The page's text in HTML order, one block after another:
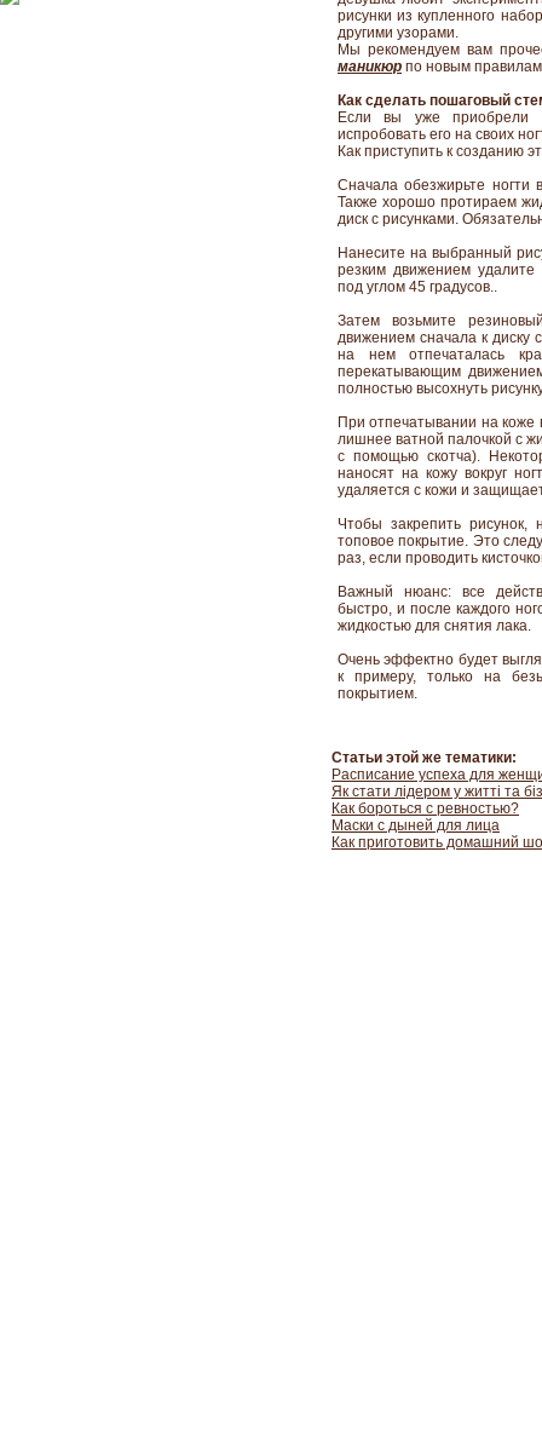
рисунки из купленного
другими узорами.
Мы рекомендуем вам
маникюр по новым
Как сделать пошаговый
Если вы уже приобрели
испробовать его на своих
Как приступить к созданию
Сначала обезжирьте ногти
Также хорошо протираем
диск с рисунками.
Нанесите на выбранный
резким движением удалите
под углом 45 градусов..
Затем возьмите
движением сначала к диску
на нем отпечаталась
перекатывающим
полностью высохнуть
При отпечатывании на коже
лишнее ватной палочкой с
с помощью скотча).
наносят на кожу вокруг
удаляется с кожи и
Чтобы закрепить
топовое покрытие. Это
раз, если проводить
Важный нюанс: все
быстро, и после каждого
жидкостью для снятия лака.
Очень эффектно будет
к примеру, только на
покрытием.
Статьи этой же тематики:
Расписание успеха для
Як стати лідером у житті та
Как бороться с ревностью?
Маски с дыней для лица
Как приготовить домашний